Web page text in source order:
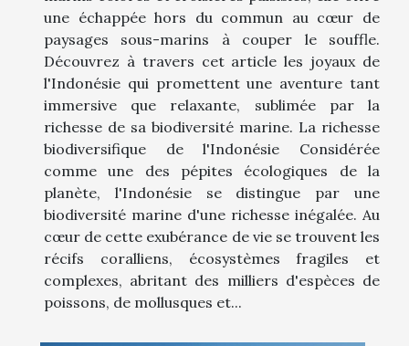
une échappée hors du commun au cœur de
paysages sous-marins à couper le souffle.
Découvrez à travers cet article les joyaux de
l'Indonésie qui promettent une aventure tant
immersive que relaxante, sublimée par la
richesse de sa biodiversité marine. La richesse
biodiversifique de l'Indonésie Considérée
comme une des pépites écologiques de la
planète, l'Indonésie se distingue par une
biodiversité marine d'une richesse inégalée. Au
cœur de cette exubérance de vie se trouvent les
récifs coralliens, écosystèmes fragiles et
complexes, abritant des milliers d'espèces de
poissons, de mollusques et...